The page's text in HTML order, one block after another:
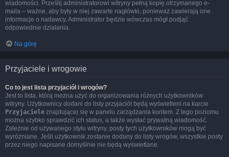
wiadomości. Prześlij administratorowi witryny pełną kopię otrzymanego e-
maila – ważne, aby były w niej zawarte nagłówki, ponieważ zawierają one
informacje o nadawcy. Administrator będzie wówczas mógł podjąć
odpowiednie działania.
Na górę
Przyjaciele i wrogowie
Co to jest lista przyjaciół i wrogów?
Jest to lista, którą można użyć do organizowania różnych użytkowników
witryny. Użytkownicy dodani do listy przyjaciół będą wyświetleni na karcie
Przyjaciele znajdującej się w panelu zarządzania kontem. Z tego poziomu
można szybko sprawdzić ich status, a także wysłać prywatną wiadomość.
Zależnie od używanego stylu witryny, posty tych użytkowników mogą być
wyróżniane. Jeśli użytkownik zostanie dodany do listy wrogów, wszystkie posty
przez niego napisane domyślnie nie będą wyświetlane.